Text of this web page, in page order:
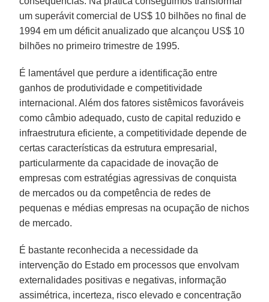
um superávit comercial de US$ 10 bilhões no final de
1994 em um déficit anualizado que alcançou US$ 10
bilhões no primeiro trimestre de 1995.
É lamentável que perdure a identificação entre
ganhos de produtividade e competitividade
internacional. Além dos fatores sistêmicos favoráveis
como câmbio adequado, custo de capital reduzido e
infraestrutura eficiente, a competitividade depende de
certas características da estrutura empresarial,
particularmente da capacidade de inovação de
empresas com estratégias agressivas de conquista
de mercados ou da competência de redes de
pequenas e médias empresas na ocupação de nichos
de mercado.
É bastante reconhecida a necessidade da
intervenção do Estado em processos que envolvam
externalidades positivas e negativas, informação
assimétrica, incerteza, risco elevado e concentração